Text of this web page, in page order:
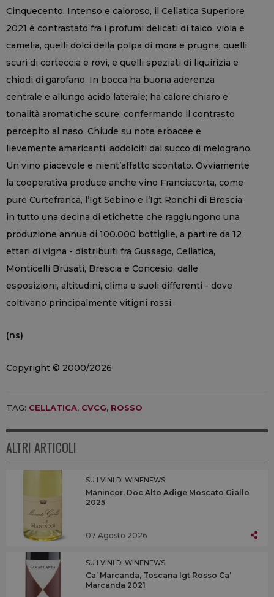
Cinquecento. Intenso e caloroso, il Cellatica Superiore
2021 è contrastato fra i profumi delicati di talco, viola e
camelia, quelli dolci della polpa di mora e prugna, quelli
scuri di corteccia e rovi, e quelli speziati di liquirizia e
chiodi di garofano. In bocca ha buona aderenza
centrale e allungo acido laterale; ha calore chiaro e
tonalità aromatiche scure, confermando il contrasto
percepito al naso. Chiude su note erbacee e
lievemente amaricanti, addolciti dal succo di melograno.
Un vino piacevole e nient’affatto scontato. Ovviamente
la cooperativa produce anche vino Franciacorta, come
pure Curtefranca, l’Igt Sebino e l’Igt Ronchi di Brescia:
in tutto una decina di etichette che raggiungono una
produzione annua di 100.000 bottiglie, a partire da 12
ettari di vigna - distribuiti fra Gussago, Cellatica,
Monticelli Brusati, Brescia e Concesio, dalle
esposizioni, altitudini, clima e suoli differenti - dove
coltivano principalmente vitigni rossi.
(ns)
Copyright © 2000/2026
TAG: CELLATICA, CVCG, ROSSO
ALTRI ARTICOLI
SU I VINI DI WINENEWS
Manincor, Doc Alto Adige Moscato Giallo
2025
07 Agosto 2026
SU I VINI DI WINENEWS
Ca’ Marcanda, Toscana Igt Rosso Ca’
Marcanda 2021